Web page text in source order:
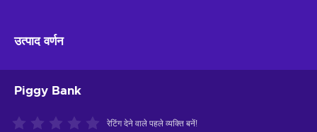
उत्पाद वर्णन
Piggy Bank
रेटिंग देने वाले पहले व्यक्ति बनें!